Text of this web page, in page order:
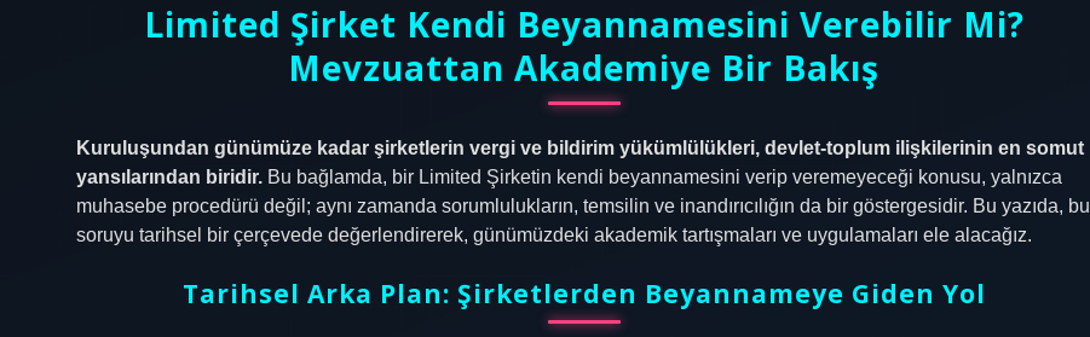
Limited Şirket Kendi Beyannamesini Verebilir Mi?
Mevzuattan Akademiye Bir Bakış
Kuruluşundan günümüze kadar şirketlerin vergi ve bildirim yükümlülükleri, devlet‐toplum ilişkilerinin en somut
yansılarından biridir. Bu bağlamda, bir Limited Şirketin kendi beyannamesini verip veremeyeceği konusu, yalnızca
muhasebe procedürü değil; aynı zamanda sorumlulukların, temsilin ve inandırıcılığın da bir göstergesidir. Bu yazıda, bu
soruyu tarihsel bir çerçevede değerlendirerek, günümüzdeki akademik tartışmaları ve uygulamaları ele alacağız.
Tarihsel Arka Plan: Şirketlerden Beyannameye Giden Yol